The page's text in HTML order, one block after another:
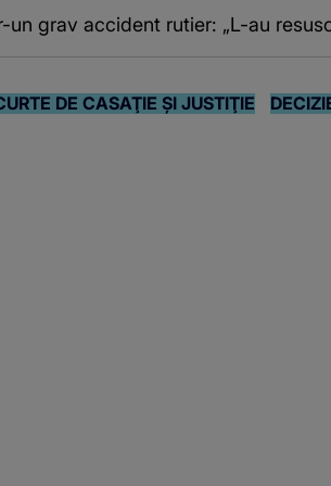
grav accident rutier: „L-au
DE CASAŢIE ŞI JUSTIŢIE